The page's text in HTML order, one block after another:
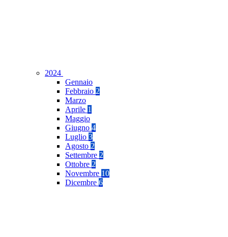
2024
Gennaio
Febbraio 2
Marzo
Aprile 1
Maggio
Giugno 4
Luglio 3
Agosto 2
Settembre 2
Ottobre 2
Novembre 10
Dicembre 6